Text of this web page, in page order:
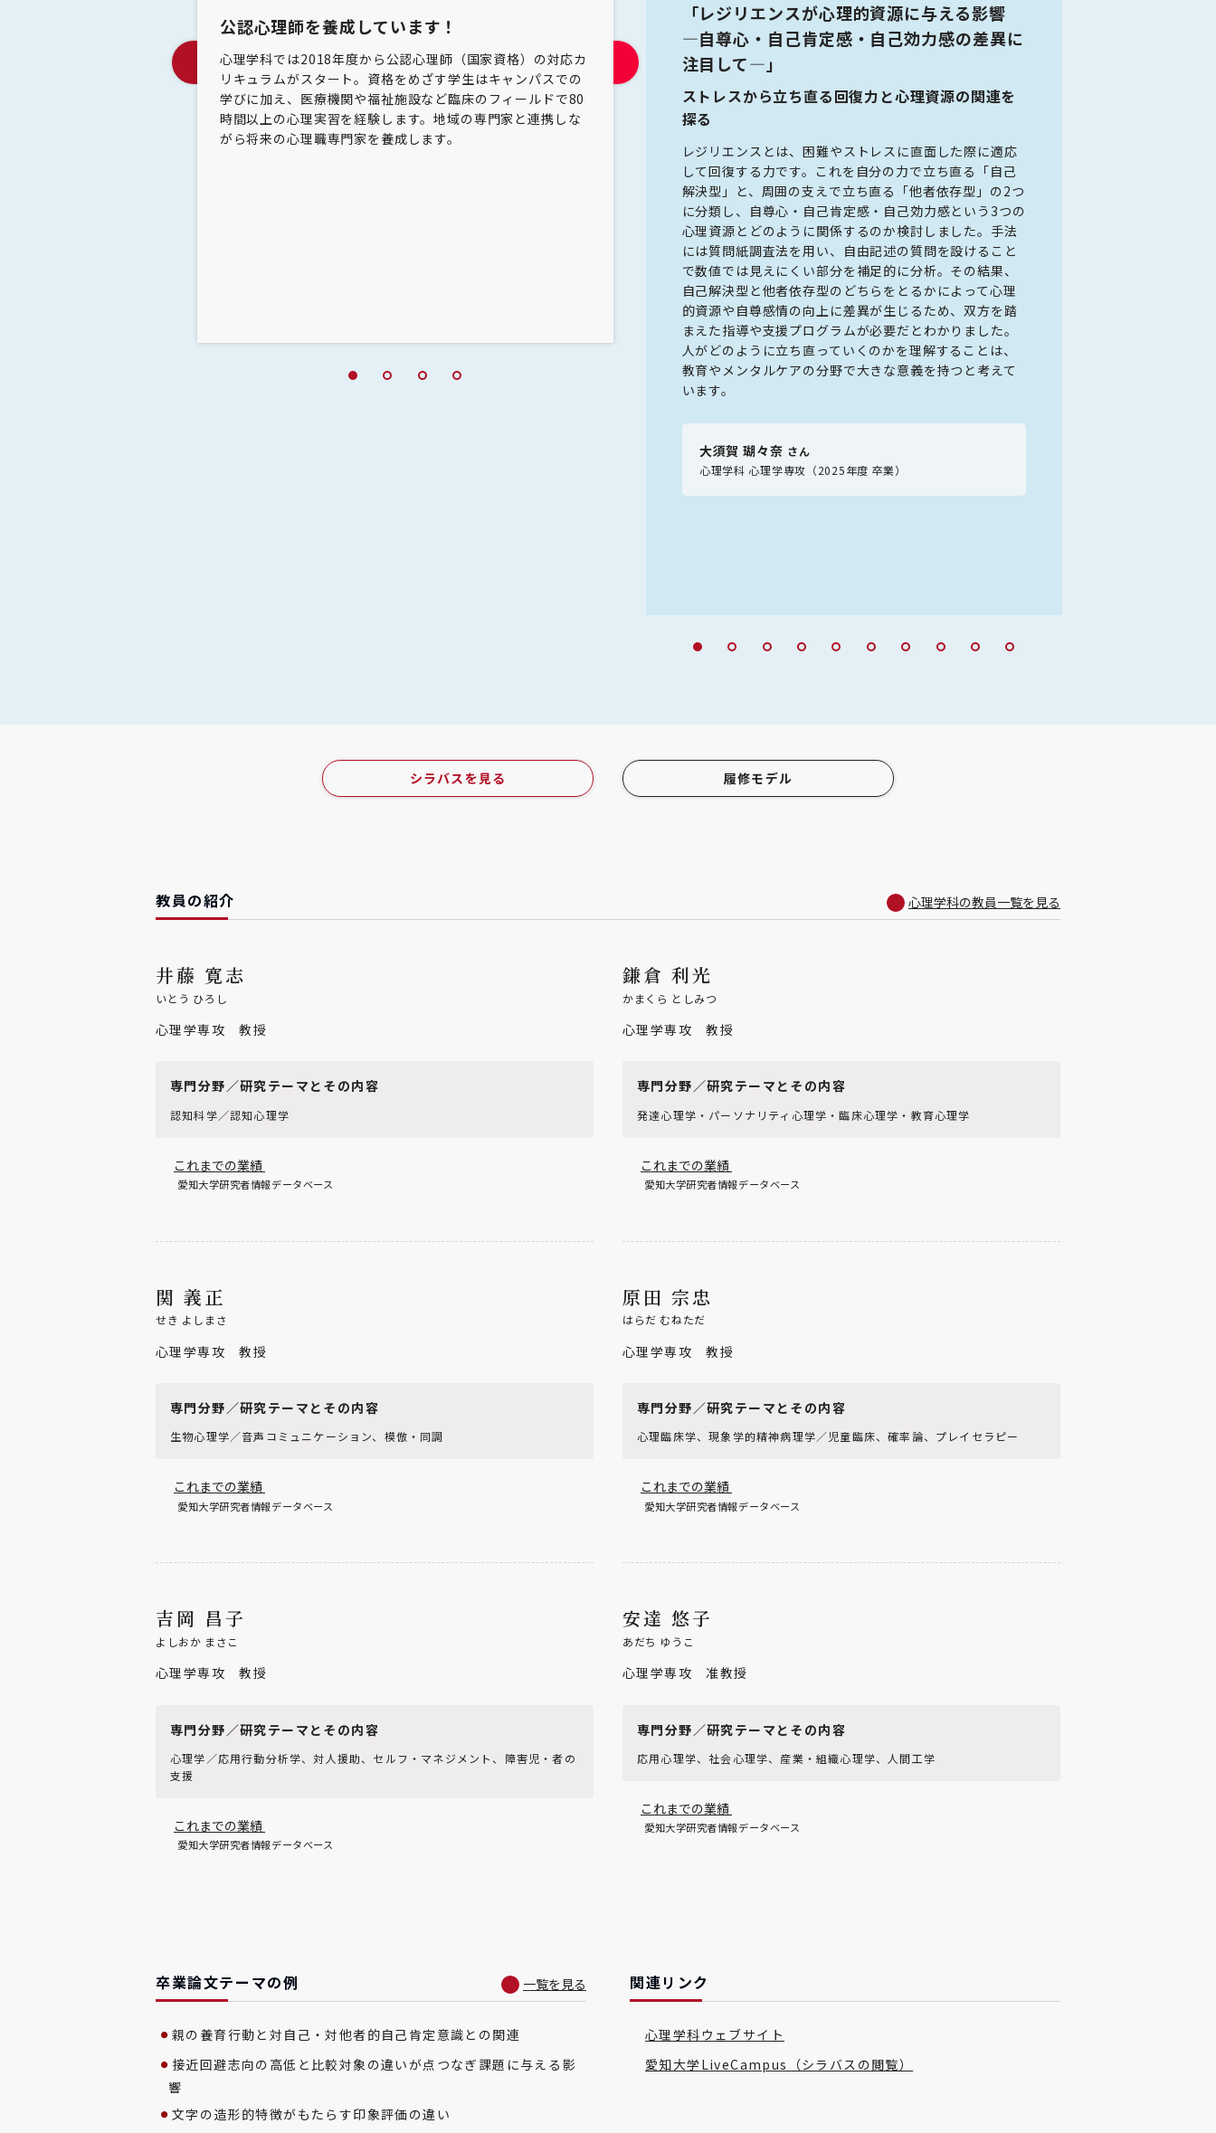
公認心理師を養成しています！
心理学科では2018年度から公認心理師（国家資格）の対応カ
リキュラムがスタート。資格をめざす学生はキャンパスでの
学びに加え、医療機関や福祉施設など臨床のフィールドで80
時間以上の心理実習を経験します。地域の専門家と連携しな
がら将来の心理職専門家を養成します。
知覚・認知心理学
この授業では、ヒトが目や耳を通して外界をどのように捉
え、そこから得られた情報をどのように利用しているのかを
学びます。また、学生は各単元のテーマに沿った心理学実験
を通して心理学研究の面白さを体験し、データ（根拠）に基
担当教員
心理学科 教授
井藤 寛志
教員プロフィール
の検討
うっかりミス（ヒューマンエラー）は、私たちの日常生
活で頻繁に発生するものです。研究では、このヒューマ
ンエラーに着目。実験を通して「日常的に行っている動
作（運動）でも、会話をしながら行うことでヒューマン
エラーが発生しやすくなるのか」を検討しました。
実験結果を分析したところ、①②の条件下ではエラー数
はエラー数に差は見られませんでしたが、反応時間には
「レジリエンスが心理的資源に与える影響
—自尊心・自己肯定感・自己効力感の差異に
注目して—」
ストレスから立ち直る回復力と心理資源の関連を
探る
レジリエンスとは、困難やストレスに直面した際に適応
して回復する力です。これを自分の力で立ち直る「自己
解決型」と、周囲の支えで立ち直る「他者依存型」の2つ
に分類し、自尊心・自己肯定感・自己効力感という3つの
心理資源とどのように関係するのか検討しました。手法
には質問紙調査法を用い、自由記述の質問を設けること
で数値では見えにくい部分を補足的に分析。その結果、
自己解決型と他者依存型のどちらをとるかによって心理
的資源や自尊感情の向上に差異が生じるため、双方を踏
まえた指導や支援プログラムが必要だとわかりました。
人がどのように立ち直っていくのかを理解することは、
教育やメンタルケアの分野で大きな意義を持つと考えて
います。
大須賀 瑚々奈 さん
心理学科 心理学専攻 （2025年度 卒業）
シラバスを見る 履修モデル
教員の紹介
井藤 寛志
いとう ひろし
心理学専攻 教授
専門分野／研究テーマとその内容
認知科学／認知心理学
これまでの業績
愛知大学研究者情報データベース
鎌倉 利光
かまくら としみつ
心理学専攻 教授
専門分野／研究テーマとその内容
発達心理学・パーソナリティ心理学・臨床心理学・教育心理学
これまでの業績
愛知大学研究者情報データベース
関 義正
せき よしまさ
心理学専攻 教授
専門分野／研究テーマとその内容
生物心理学／音声コミュニケーション、模倣・同調
これまでの業績
愛知大学研究者情報データベース
原田 宗忠
はらだ むねただ
心理学専攻 教授
専門分野／研究テーマとその内容
心理臨床学、現象学的精神病理学／児童臨床、確率論、プレイセラピー
これまでの業績
愛知大学研究者情報データベース
吉岡 昌子
よしおか まさこ
心理学専攻 教授
専門分野／研究テーマとその内容
心理学／応用行動分析学、対人援助、セルフ・マネジメント、障害児・者の
支援
これまでの業績
愛知大学研究者情報データベース
安達 悠子
あだち ゆうこ
心理学専攻 准教授
専門分野／研究テーマとその内容
応用心理学、社会心理学、産業・組織心理学、人間工学
これまでの業績
愛知大学研究者情報データベース
心理学科の教員一覧を見る
卒業論文テーマの例
親の養育行動と対自己・対他者的自己肯定意識との関連
接近回避志向の高低と比較対象の違いが点つなぎ課題に与える影
響
文字の造形的特徴がもたらす印象評価の違い
一覧を見る 関連リンク
心理学科ウェブサイト
愛知大学LiveCampus（シラバスの閲覧）